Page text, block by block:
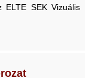
SEK Vizuális